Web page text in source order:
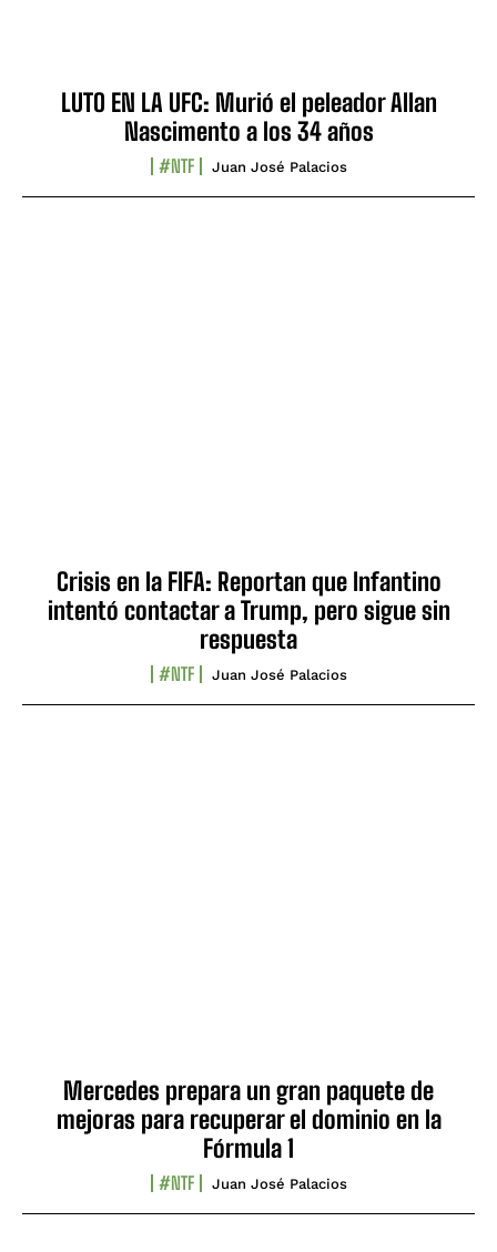
LUTO EN LA UFC: Murió el peleador Allan
Nascimento a los 34 años
#NTF Juan José Palacios
Crisis en la FIFA: Reportan que Infantino
intentó contactar a Trump, pero sigue sin
respuesta
#NTF Juan José Palacios
Mercedes prepara un gran paquete de
mejoras para recuperar el dominio en la
Fórmula 1
#NTF Juan José Palacios